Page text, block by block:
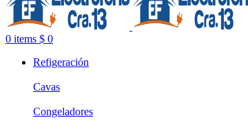
0 items $ 0
Refigeración
Cavas
Congeladores